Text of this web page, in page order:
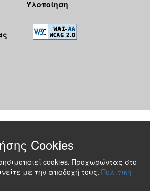
Υλοποίηση
Cookies
cookies. Προχωρώντας στο
με την αποδοχή τους. Πολιτική